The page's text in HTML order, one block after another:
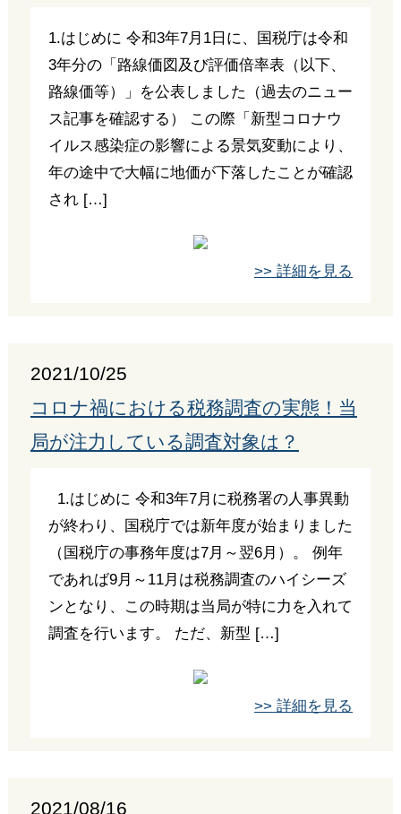
1.はじめに 令和3年7月1日に、国税庁は令和
3年分の「路線価図及び評価倍率表（以下、
路線価等）」を公表しました（過去のニュー
ス記事を確認する） この際「新型コロナウ
イルス感染症の影響による景気変動により、
年の途中で大幅に地価が下落したことが確認
され […]
>> 詳細を見る
2021/10/25
コロナ禍における税務調査の実態！当
局が注力している調査対象は？
1.はじめに 令和3年7月に税務署の人事異動
が終わり、国税庁では新年度が始まりました
（国税庁の事務年度は7月～翌6月）。 例年
であれば9月～11月は税務調査のハイシーズ
ンとなり、この時期は当局が特に力を入れて
調査を行います。 ただ、新型 […]
>> 詳細を見る
2021/08/16